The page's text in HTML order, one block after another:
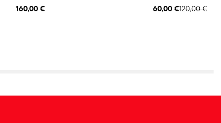
160,00 €
120,00 €
60,00 €